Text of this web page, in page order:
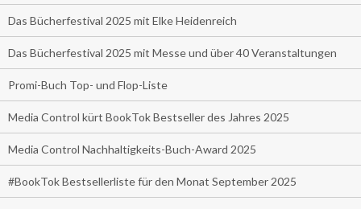
Das Bücherfestival 2025 mit Elke Heidenreich
Das Bücherfestival 2025 mit Messe und über 40 Veranstaltungen
Promi-Buch Top- und Flop-Liste
Media Control kürt BookTok Bestseller des Jahres 2025
Media Control Nachhaltigkeits-Buch-Award 2025
#BookTok Bestsellerliste für den Monat September 2025